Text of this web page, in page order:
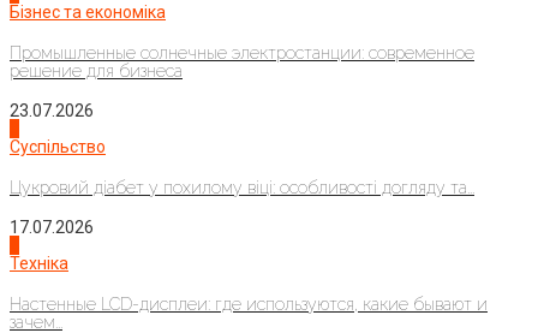
Бізнес та економіка
Промышленные солнечные электростанции: современное
решение для бизнеса
23.07.2026
Суспільство
Цукровий діабет у похилому віці: особливості догляду та...
17.07.2026
Техніка
Настенные LCD-дисплеи: где используются, какие бывают и
зачем...